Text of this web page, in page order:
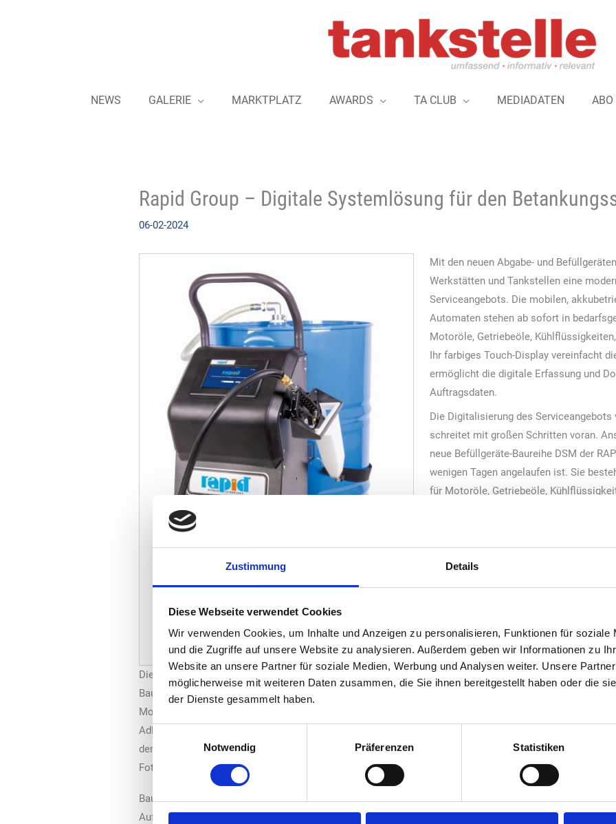
Zustimmung Details
Diese Webseite verwendet Cookies
Wir verwenden Cookies, um Inhalte und Anzeigen zu personalisieren, Funktionen für soziale
und die Zugriffe auf unsere Website zu analysieren. Außerdem geben wir Informationen zu
Website an unsere Partner für soziale Medien, Werbung und Analysen weiter. Unsere
möglicherweise mit weiteren Daten zusammen, die Sie ihnen bereitgestellt haben oder die
der Dienste gesammelt haben.
Einwilligungsauswahl
Notwendig
Präferenzen Statistiken
NEWS GALERIE MARKTPLATZ AWARDS TA CLUB MEDIADATEN ABO
Rapid Group – Digitale Systemlösung für den
06-02-2024
Die RAPID Group bietet ab sofort die neue Befüllgeräte-
Baureihe DSM mit vier mobilen Abgabesystemen für
Motoröle, Getriebeöle, Kühlflüssigkeiten, Wasser und
AdBlue®, die Werkstätten und Tankstellen den Einstieg in
den digitalen Betankungsservice ermöglichen.
Foto: Rapid Group
Mit den neuen Abgabe- und
Werkstätten und Tankstellen eine
Serviceangebots. Die mobilen,
Automaten stehen ab sofort in
Motoröle, Getriebeöle,
Ihr farbiges Touch-Display vereinfacht
ermöglicht die digitale Erfassung und
Auftragsdaten.
Die Digitalisierung des
schreitet mit großen Schritten voran.
neue Befüllgeräte-Baureihe DSM der
wenigen Tagen angelaufen ist. Sie
für Motoröle, Getriebeöle,
so ausgestattet, dass der Anwender
wesentlich genauer,
kann. Möglich wird dies insbesondere
Touch-Display, eine intelligente
WiFi-Schnittstelle. Alle drei Features
Alle vier neuen Abgabe- und
Netz oder kabellos bis zu acht Stunden
betreiben – idealerweise mit Gel-
Software ermöglicht sowohl die
Erfassung aller Abgabemengen sowie
Datum und Uhrzeit. Dabei können alle
werden. Ein weiteres gemeinsames
Baureihe DSM ist die tief liegende Ladefläche des Fahrwagens. Sie erlaubt einen zügigen, einfachen
Aufnahme von Gebinden mit Kapazitäten von 60 bis 200 Litern. Der Schnellanschluss für den